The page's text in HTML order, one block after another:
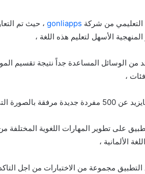
التعليمي من شركة gonliapps ، حيث تم
الأسهل لتعليم هذه اللغة ،
من الوسائل المساعدة جداً نتيجة تقسيم
،
لأجل تعلم كيفية نطقها ،
على تطوير المهارات اللغوية
الألمانية ،
مجموعة من الاختبارات من اجل